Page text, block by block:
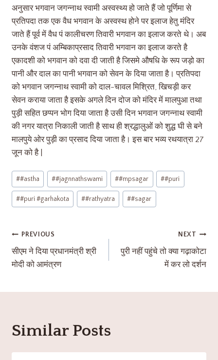
अनुसार भगवान जगन्नाथ स्वामी अस्वस्थ्य हो जाते हैं जो पूर्णिमा से
प्रतिपदा तक एक वैध भगवान के अस्वस्थ होने पर इलाज हेतु मंदिर
जाते हैं पूर्व में वैध पं कालीचरण तिवारी भगवान का इलाज करते थे। अब
उनके वंशज पं अम्बिकाप्रसाद तिवारी भगवान का इलाज करते है
एकादशी को भगवान को दवा दी जाती है जिसमे औषधि के रूप जड़ो का
पानी और दाल का पानी भगवान को सेवन के दिया जाता है। प्रतिपदा
को भगवान जगन्नाथ स्वामी को दाल-चावल मिश्रित, खिचड़ी कर
सेवन कराया जाता है इसके अगले दिन दोज को मंदिर में मालपुआ तथा
पुड़ी सहित छप्पन भोग दिया जाता है उसी दिन भगवान जगन्नाथ स्वामी
की नगर यात्रा निकाली जाती है साथ ही श्रद्धालुओं को शुद्ध घी से बने
मालपुये ओर पुड़ी का प्रसाद दिया जाता है। इस बार भव्य रथयात्रा 27
जून को है |
##astha ##jagnnathswami ##mpsagar ##puri
##puri #garhakota ##rathyatra ##sagar
PREVIOUS
सीएम ने दिया प्रधानमंत्री श्री
मोदी को आमंत्रण
NEXT
पुरी नहीं पहुंचे तो क्या गढ़ाकोटा
में कर लो दर्शन
Similar Posts